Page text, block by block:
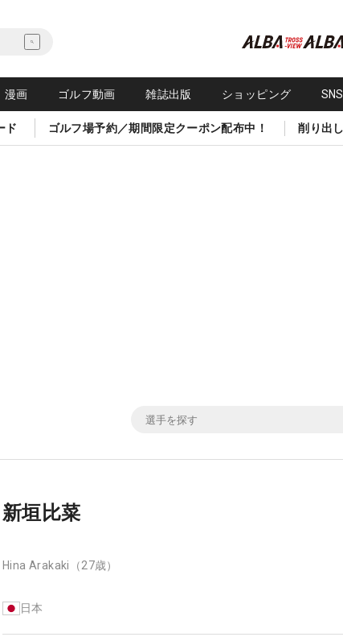
漫画 ゴルフ動画 雑誌出版 ショッピング
ド ゴルフ場予約／期間限定クーポン配布中！ 削り出
新垣比菜
Hina Arakaki （27歳）
日本